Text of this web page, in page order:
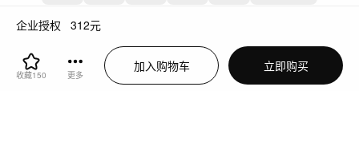
企业授权 312元
收藏150 更多
加入购物车 立即购买
增值电信业务经营许可证：川B2-20160192
蜀ICP备12020238号-4
川公网安备51019002000262 违法和不良信息举报中心